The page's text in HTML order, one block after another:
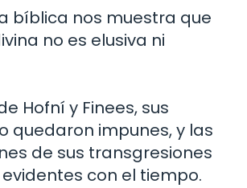
bíblica nos muestra que
no es elusiva ni
Hofní y Finees, sus
quedaron impunes, y las
de sus transgresiones
con el tiempo.